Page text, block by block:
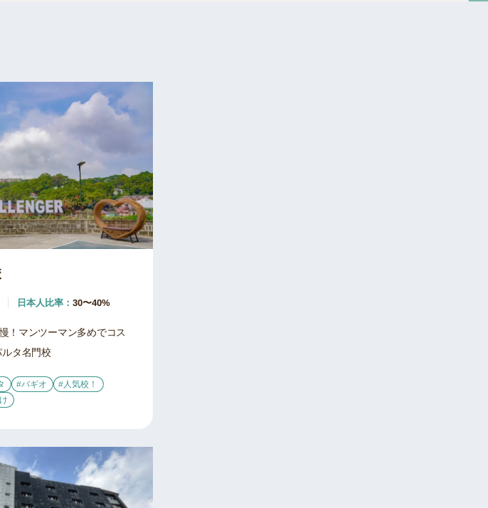
日本人比率： 30〜40%
！マンツーマン多めでコス
タ名門校
#バギオ #人気校！